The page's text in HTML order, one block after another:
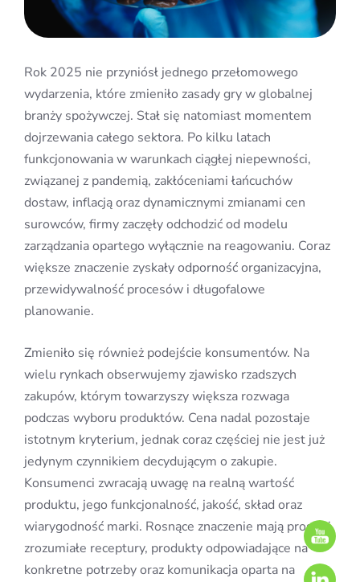
Rok 2025 nie przyniósł jednego przełomowego
wydarzenia, które zmieniło zasady gry w globalnej
branży spożywczej. Stał się natomiast momentem
dojrzewania całego sektora. Po kilku latach
funkcjonowania w warunkach ciągłej niepewności,
związanej z pandemią, zakłóceniami łańcuchów
dostaw, inflacją oraz dynamicznymi zmianami cen
surowców, firmy zaczęły odchodzić od modelu
zarządzania opartego wyłącznie na reagowaniu. Coraz
większe znaczenie zyskały odporność organizacyjna,
przewidywalność procesów i długofalowe
planowanie.
Zmieniło się również podejście konsumentów. Na
wielu rynkach obserwujemy zjawisko rzadszych
zakupów, którym towarzyszy większa rozwaga
podczas wyboru produktów. Cena nadal pozostaje
istotnym kryterium, jednak coraz częściej nie jest już
jedynym czynnikiem decydującym o zakupie.
Konsumenci zwracają uwagę na realną wartość
produktu, jego funkcjonalność, jakość, skład oraz
wiarygodność marki. Rosnące znaczenie mają proste i
zrozumiałe receptury, produkty odpowiadające na
konkretne potrzeby oraz komunikacja oparta na